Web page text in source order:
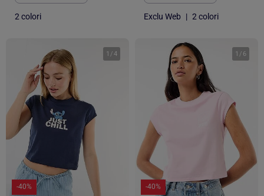
2 colori Exclu Web | 2 colori
1 /4
-40%
1 / 6
-40%